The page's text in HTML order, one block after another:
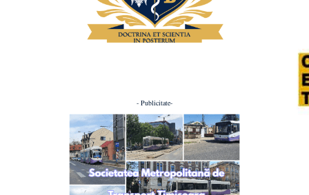
- Publicitate-